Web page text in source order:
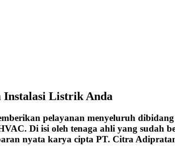
Instalasi Listrik Anda
pelayanan menyeluruh
Di isi oleh tenaga ahli yang sudah
nyata karya cipta PT. Citra